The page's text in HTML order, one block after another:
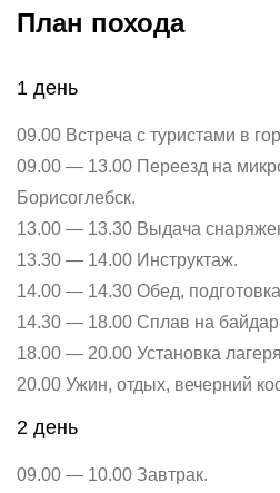
План похода
1 день
09.00 Встреча с туристами в
09.00 — 13.00 Переезд на
Борисоглебск.
13.00 — 13.30 Выдача
13.30 — 14.00 Инструктаж.
14.00 — 14.30 Обед, подготовка
14.30 — 18.00 Сплав на
18.00 — 20.00 Установка
20.00 Ужин, отдых, вечерний
2 день
09.00 — 10.00 Завтрак.